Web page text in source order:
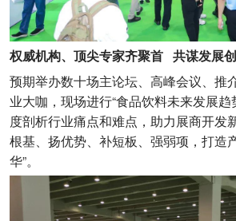
权威机构、顶尖专家齐聚首 共谋发展
预期举办数十场主论坛、高峰会议、推
业大咖，现场进行“食品饮料未来发展趋
度剖析行业痛点和难点，助力展商开发
根基、扬优势、补短板、强弱项，打造
华”。